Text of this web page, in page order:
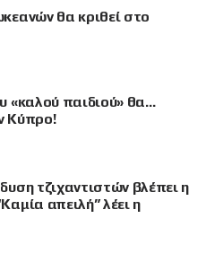
θα κριθεί στο
«καλού παιδιού» θα…
Κύπρο!
τζιχαντιστών βλέπει η
απειλή” λέει η